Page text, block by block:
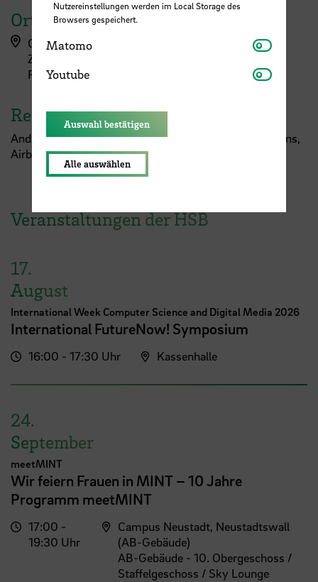
Ort
Campus Airportstadt, Flughafenallee (ZIMT)
ZIMT - Erdgeschoss
Raum 032a
Referent:in
Andreas Schütte, Program Manager Suborbital Missions,
Airbus Defence and SpaceGmbH
Veranstaltungen der HSB
17.
August
International Week Computer Science and Digital Media 2026
International FutureNow! Symposium
16:00 - 17:30 Uhr Kassenhalle
24.
September
meetMINT
Wir feiern Frauen in MINT – 10 Jahre
Programm meetMINT
17:00 -
19:30 Uhr
Campus Neustadt, Neustadtswall
(AB-Gebäude)
AB-Gebäude - 10. Obergeschoss /
Staffelgeschoss / Sky Lounge
Nutzereinstellungen werden im Local Storage des
Browsers gespeichert.
Matomo Matomo
Youtube Youtube
Auswahl bestätigen
Alle auswählen